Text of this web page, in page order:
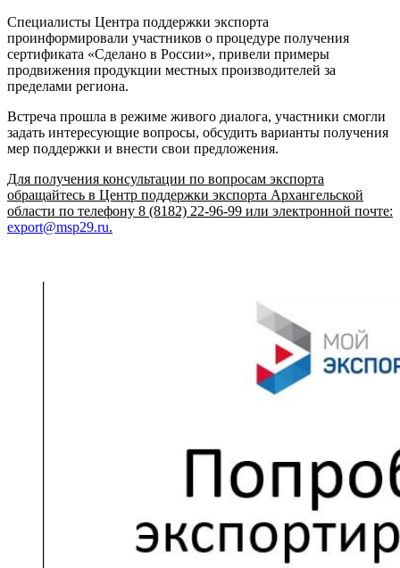
Специалисты Центра поддержки экспорта
проинформировали участников о процедуре получения
сертификата «Сделано в России», привели примеры
продвижения продукции местных производителей за
пределами региона.
Встреча прошла в режиме живого диалога, участники смогли
задать интересующие вопросы, обсудить варианты получения
мер поддержки и внести свои предложения.
Для получения консультации по вопросам экспорта
обращайтесь в Центр поддержки экспорта Архангельской
области по телефону 8 (8182) 22-96-99 или электронной почте:
export@msp29.ru.